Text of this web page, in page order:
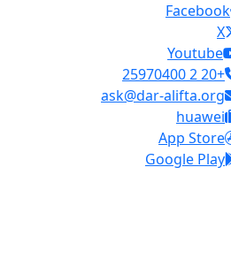
Facebook
X
Youtube
+20 2 25970400
ask@dar-alifta.org
huawei
App Store
Google Play